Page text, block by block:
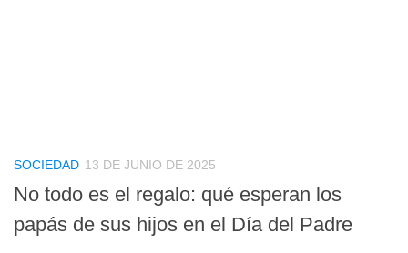
SOCIEDAD 13 DE JUNIO DE 2025
No todo es el regalo: qué esperan los
papás de sus hijos en el Día del Padre